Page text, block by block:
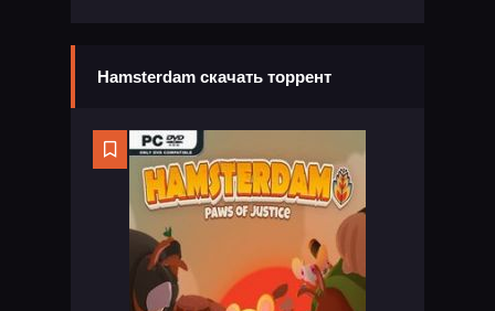
Hamsterdam скачать торрент